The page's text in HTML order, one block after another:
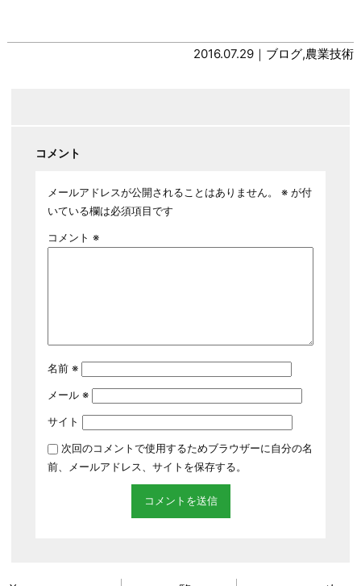
2016.07.29｜ ブログ,農業技術
コメント
メールアドレスが公開されることはありません。 ※が付
いている欄は必須項目です
コメント ※
名前 ※
メール ※
サイト
次回のコメントで使用するためブラウザーに自分の名
前、メールアドレス、サイトを保存する。